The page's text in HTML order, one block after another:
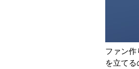
ファン
を立てる